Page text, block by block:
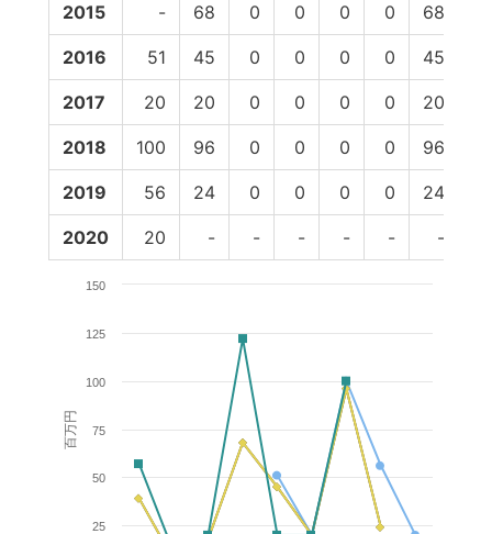
2015 - 68 0 0 0 0 68
2016 51 45 0 0 0 0 45
2017 20 20 0 0 0 0 20
2018 100 96 0 0 0 0 96
2019 56 24 0 0 0 0 24
2020 20 - - - - - -
百万円
25
50
75
100
125
150